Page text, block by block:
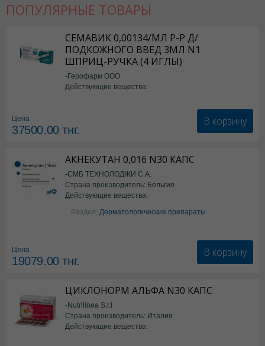
ПОПУЛЯРНЫЕ ТОВАРЫ
СЕМАВИК 0,00134/МЛ Р-Р Д/
ПОДКОЖНОГО ВВЕД 3МЛ N1
ШПРИЦ-РУЧКА (4 ИГЛЫ)
-Герофарм ООО
Действующие вещества:
Цена
37500.00тнг.
В корзину
АКНЕКУТАН 0,016 N30 КАПС
-СМБ ТЕХНОЛОДЖИ С.А.
Страна производитель: Бельгия
Действующие вещества:
Изотретиноин
Раздел: Дерматологические препараты
Цена
19079.00тнг.
В корзину
ЦИКЛОНОРМ АЛЬФА N30 КАПС
-Nutrilinea S.r.l
Страна производитель: Италия
Действующие вещества: